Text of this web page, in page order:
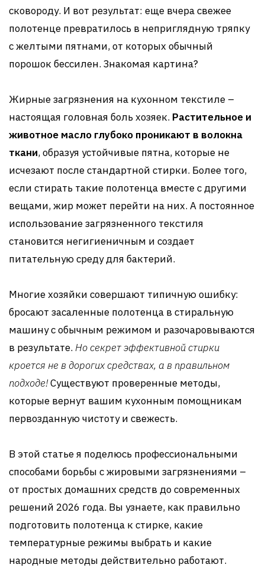
сковороду. И вот результат: еще вчера свежее
полотенце превратилось в неприглядную тряпку
с желтыми пятнами, от которых обычный
порошок бессилен. Знакомая картина?
Жирные загрязнения на кухонном текстиле –
настоящая головная боль хозяек. Растительное и
животное масло глубоко проникают в волокна
ткани, образуя устойчивые пятна, которые не
исчезают после стандартной стирки. Более того,
если стирать такие полотенца вместе с другими
вещами, жир может перейти на них. А постоянное
использование загрязненного текстиля
становится негигиеничным и создает
питательную среду для бактерий.
Многие хозяйки совершают типичную ошибку:
бросают засаленные полотенца в стиральную
машину с обычным режимом и разочаровываются
в результате. Но секрет эффективной стирки
кроется не в дорогих средствах, а в правильном
подходе!Существуют проверенные методы,
которые вернут вашим кухонным помощникам
первозданную чистоту и свежесть.
В этой статье я поделюсь профессиональными
способами борьбы с жировыми загрязнениями –
от простых домашних средств до современных
решений 2026 года. Вы узнаете, как правильно
подготовить полотенца к стирке, какие
температурные режимы выбрать и какие
народные методы действительно работают.